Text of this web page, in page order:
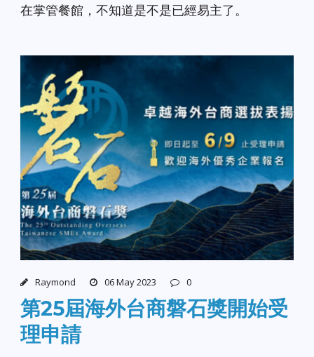
在掌管餐館，不知道是不是已經易主了。
Raymond 06 May 2023 0
第25屆海外台商磐石獎開始受
理申請